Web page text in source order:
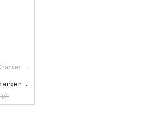
-
KOVAX Battery Charger - 10.8 V